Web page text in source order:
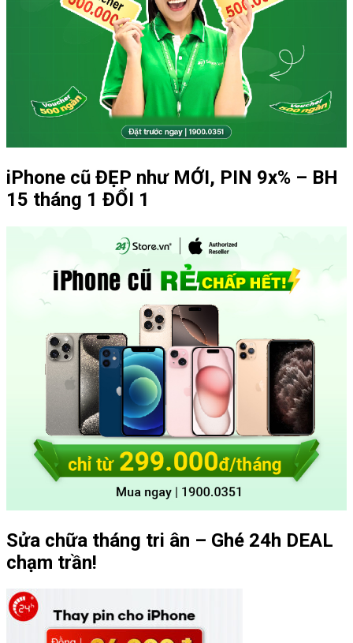
iPhone cũ ĐẸP như MỚI, PIN 9x% – BH
15 tháng 1 ĐỔI 1
Sửa chữa tháng tri ân – Ghé 24h DEAL
chạm trần!